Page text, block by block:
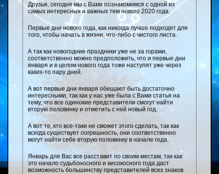
Друзья, сегодня мы с Вами познакомимся с одной из
самых интересных и важных тем нового 2020 года.
Первые дни нового года, как никогда лучше подходят для
того, чтобы начать в жизни, что-либо с чистого листа.
А так как новогодние праздники уже не за горами,
соответственно можно предположить, что и первые дни
января и в целом нового года тоже наступят уже через
каких-то пару дней.
А вот первые дни января обещают быть достаточно
интересными, так как у нас уже была с Вами статья на
тему, что все одинокие представители смогут найти
вторую половинку и отметить с ней новый год.
А вот те, кто все-таки не сможет этого сделать, так как
всегда существует погрешность, они соответственно
могут найти себе вторую половинку в начале года.
Январь для Вас все расставит по своим местам, так как
это начало судьбоносного и високосного года даст
возможность большинству представителей всех знаков